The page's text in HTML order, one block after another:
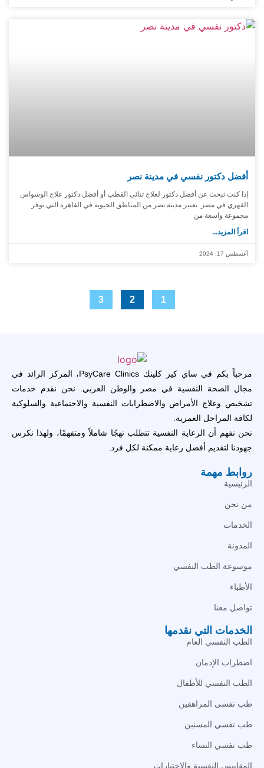
أفضل دكتور نفسي في مدينة نصر
إذا كنت تبحث عن أفضل دكتور لعلاج ثنائي القطب أو أفضل دكتور علاج الوسواس
القهري في مصر. تعتبر مدينة نصر من المناطق الحيوية في القاهرة التي توفر
مجموعة واسعة من
اقرأ المزيد...
أغسطس 17, 2024
1
2
3
مرحباً بكم في ساي كير كلينك PsyCare Clinics، المركز الرائد في
مجال الصحة النفسية في مصر والوطن العربي. نحن نقدم خدمات
تشخيص وعلاج الأمراض والاضطرابات النفسية والاجتماعية والسلوكية
لكافة المراحل العمرية.
نحن نفهم أن الرعاية النفسية تتطلب نهجًا شاملاً ومتفهمًا، ولهذا نكرس
جهودنا لتقديم أفضل رعاية ممكنة لكل فرد.
روابط مهمة
الرئيسية
من نحن
الخدمات
المدونة
موسوعة الطب النفسي
الأطباء
تواصل معنا
الخدمات التي نقدمها
الطب النفسي العام
اضطراب الإدمان
الطب النفسي للأطفال
طب نفسى المراهقين
طب نفسي المسنين
طب نفسي النساء
المقاييس النفسية والاختبارات